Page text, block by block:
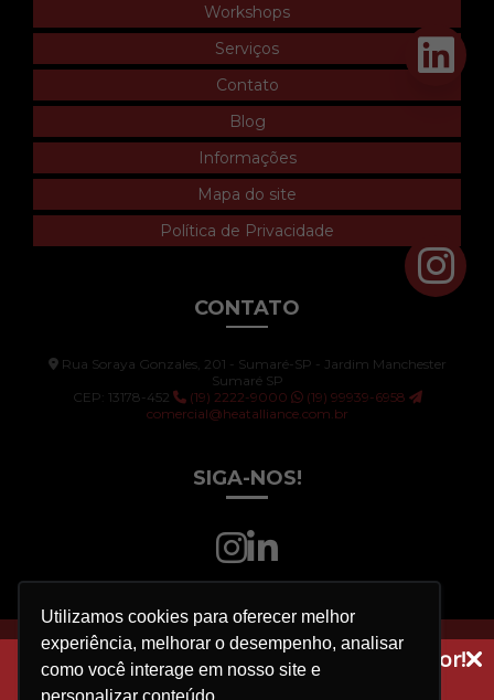
Receba dicas técnicas e novidades do setor!
Assine a nossa newsletter
Utilizamos cookies para oferecer melhor
experiência, melhorar o desempenho, analisar
como você interage em nosso site e
Workshops
Serviços
Contato
Blog
Informações
Mapa do site
Política de Privacidade
CONTATO
Rua Soraya Gonzales, 201 - Sumaré-SP - Jardim Manchester
Sumaré SP
CEP: 13178-452
(19) 2222-9000
(19) 99939-6958
comercial@heatalliance.com.br
SIGA-NOS!
Copyright © HEAT ALLIANCE. (Lei 9610 de 19/02/1998)
W3C W3C